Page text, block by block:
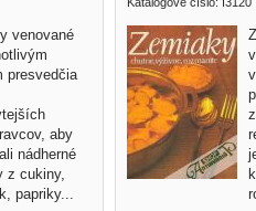
venované
presvedčia
aby
nádherné
z cukiny,
papriky...